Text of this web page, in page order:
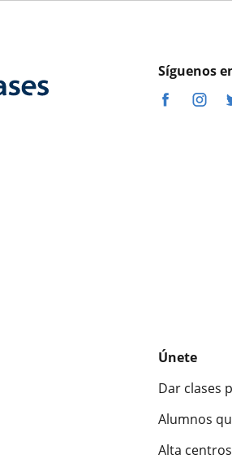
Síguenos
Únete
Dar clases
Alumnos
Alta centros